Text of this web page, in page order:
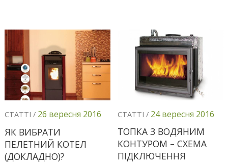
СТАТТІ / 26 вересня 2016
ЯК ВИБРАТИ
ПЕЛЕТНИЙ КОТЕЛ
(ДОКЛАДНО)?
СТАТТІ / 24 вересня 2016
ТОПКА З ВОДЯНИМ
КОНТУРОМ – СХЕМА
ПІДКЛЮЧЕННЯ